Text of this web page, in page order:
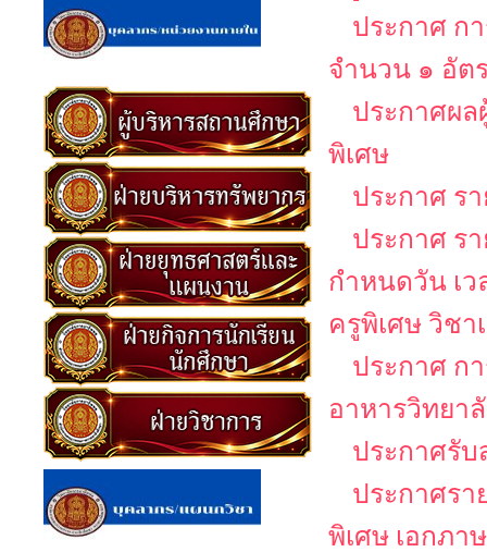
ประกาศ ก
จำนวน ๑ อัต
ประกาศผ
พิเศษ
ประกาศ ร
ประกาศ ร
กำหนดวัน เ
ครูพิเศษ วิชา
ประกาศ ก
อาหารวิทยา
ประกาศรั
ประกาศรา
พิเศษ เอกภา